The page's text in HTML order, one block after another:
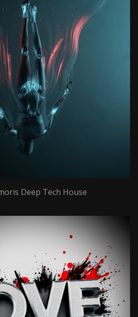
Deep Tech House